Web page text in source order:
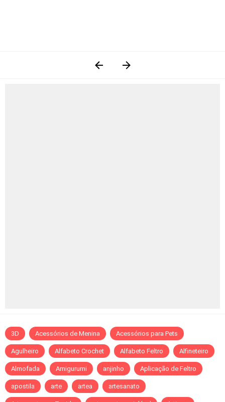
3D Acessórios de Menina Acessórios para Pets
Agulheiro Alfabeto Crochet Alfabeto Feltro Alfineteiro
Almofada Amigurumi anjinho Aplicação de Feltro
apostila arte artea artesanato